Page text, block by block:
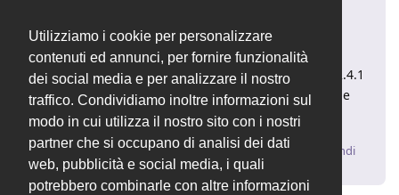
Utilizziamo i cookie per personalizzare
contenuti ed annunci, per fornire funzionalità
dei social media e per analizzare il nostro
traffico. Condividiamo inoltre informazioni sul
modo in cui utilizza il nostro sito con i nostri
partner che si occupano di analisi dei dati
web, pubblicità e social media, i quali
potrebbero combinarle con altre informazioni
ciao mars984
grazie per la segnalazione, nella prossima release 2.4.1
è stato risolto, release che dovrebbe uscire tra oggi e
domani :o
Rispondi